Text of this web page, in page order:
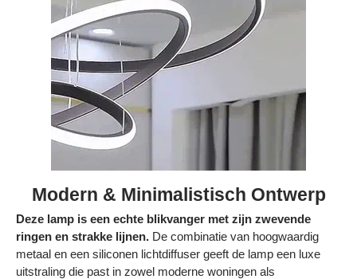
Bestellingen & levering
Algemene voorwaarden
Wij steunen KWF, doe je mee?
Modern & Minimalistisch Ontwerp
Deze lamp is een echte blikvanger met zijn zwevende
ringen en strakke lijnen. De combinatie van hoogwaardig
metaal en een siliconen lichtdiffuser geeft de lamp een luxe
uitstraling die past in zowel moderne woningen als